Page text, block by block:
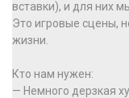
вставки), и для них
Это игровые сцены,
жизни.
Кто нам нужен:
— Немного дерзкая